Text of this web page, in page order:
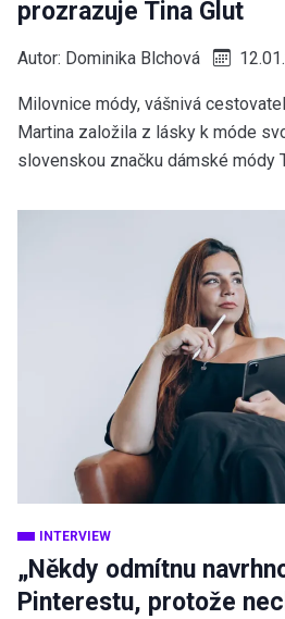
prozrazuje Tina Glut
Autor: Dominika Blchová
Milovnice módy, vášnivá
Martina založila z lásky k móde
slovenskou značku dámské módy
INTERVIEW
„Někdy odmítnu
Pinterestu, protože